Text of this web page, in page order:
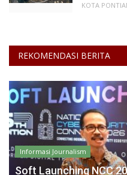
KOTA
REKOMENDASI BERITA
Informasi Journalism
Soft Launching NCC